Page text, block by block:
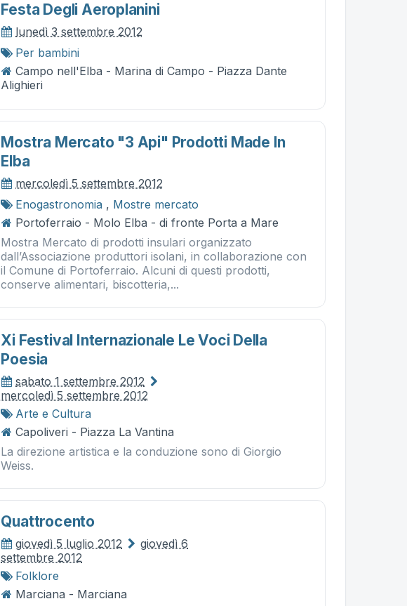
Festa Degli Aeroplanini
lunedì 3 settembre 2012
Per bambini
Campo nell'Elba - Marina di Campo - Piazza Dante
Alighieri
Mostra Mercato "3 Api" Prodotti Made In
Elba
mercoledì 5 settembre 2012
Enogastronomia , Mostre mercato
Portoferraio - Molo Elba - di fronte Porta a Mare
Mostra Mercato di prodotti insulari organizzato
dall’Associazione produttori isolani, in collaborazione con
il Comune di Portoferraio. Alcuni di questi prodotti,
conserve alimentari, biscotteria,...
Xi Festival Internazionale Le Voci Della
Poesia
sabato 1 settembre 2012
mercoledì 5 settembre 2012
Arte e Cultura
Capoliveri - Piazza La Vantina
La direzione artistica e la conduzione sono di Giorgio
Weiss.
Quattrocento
giovedì 5 luglio 2012
giovedì 6
settembre 2012
Folklore
Marciana - Marciana